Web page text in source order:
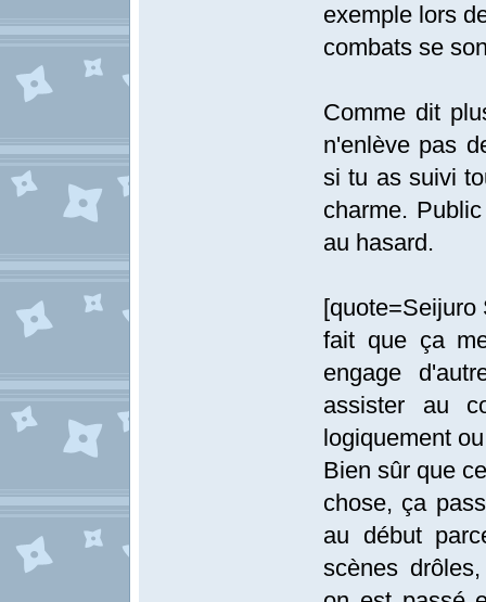
exemple lors
combats se
Comme dit
n'enlève pas
si tu as suivi
charme.
au hasard.
[quote=Seijuro
fait que ça
engage
assister au
logiquement
Bien sûr que
chose, ça
au début
scènes